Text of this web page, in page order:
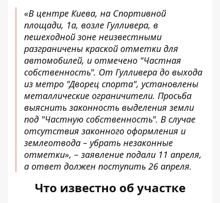
«В центре Киева, на Спортивной
площади, 1а, возле Гулливера, в
пешеходной зоне неизвестными
разграничены краской отметки для
автомобилей, и отмечено "Частная
собственность". От Гулливера до выхода
из метро "Дворец спорта", установлены
металлические ограничители. Просьба
выяснить законность выделения земли
под "Частную собственность". В случае
отсутствия законного оформления и
землеотвода – убрать незаконные
отметки», – заявление подали 11 апреля,
а ответ должен поступить 26 апреля.
Что известно об участке